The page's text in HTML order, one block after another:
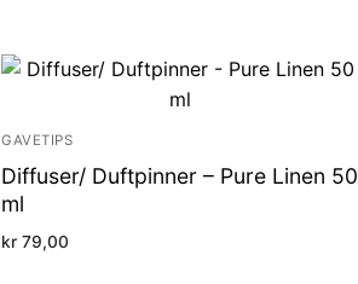
GAVETIPS
Diffuser/ Duftpinner – Pure Linen 50
ml
kr 79,00